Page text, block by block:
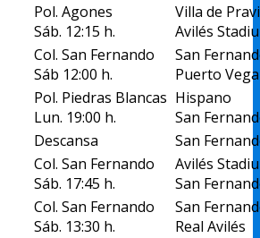
Pol. Agones
Sáb. 12:15 h.
Villa de
Avilés
Col. San Fernando
Sáb 12:00 h.
San
Puerto Vega
Pol. Piedras Blancas
Lun. 19:00 h.
Hispano
San
Descansa
San
Col. San Fernando
Sáb. 17:45 h.
Avilés
San
Col. San Fernando
Sáb. 13:30 h.
San
Real Avilés